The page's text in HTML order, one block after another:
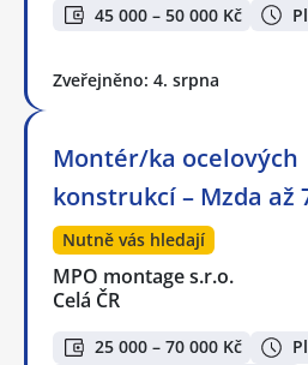
45 000 – 50 000 Kč
Zveřejněno: 4. srpna
Montér/ka ocelových
konstrukcí – Mzda až
Nutně vás hledají
MPO montage s.r.o.
Celá ČR
25 000 – 70 000 Kč